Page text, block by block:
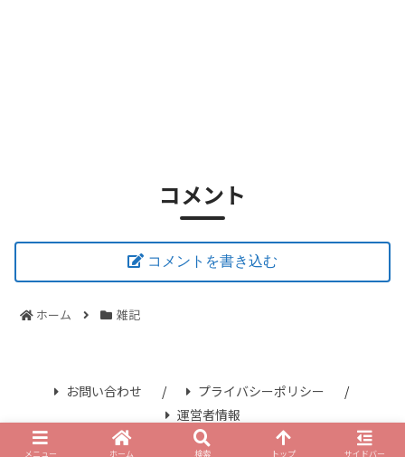
コメント
コメントを書き込む
ホーム 雑記
お問い合わせ
プライバシーポリシー
運営者情報
© 2021 さみずブログ.
メニュー ホーム 検索 トップ サイドバー